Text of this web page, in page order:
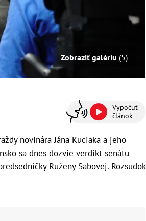
Zobraziť galériu (5)
Vypočuť
článok
novinára Jána Kuciaka a jeho
sa dnes dozvie verdikt senátu
Ruženy Sabovej. Rozsudok